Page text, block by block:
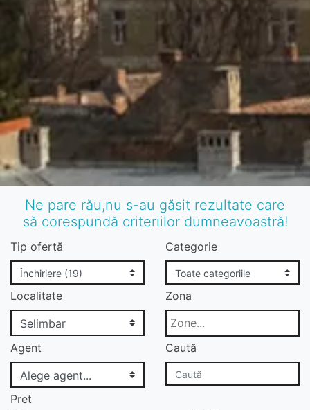
Ne pare rău,nu s-au găsit rezultate care
să corespundă criteriilor dumneavoastră!
Tip ofertă Categorie
Localitate Zona
Agent Caută
Pret